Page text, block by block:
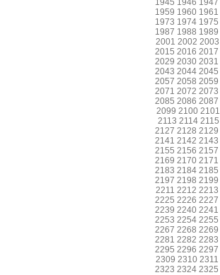
1945 1946 1947
1959 1960 1961
1973 1974 1975
1987 1988 1989
2001 2002 2003
2015 2016 2017
2029 2030 2031
2043 2044 2045
2057 2058 2059
2071 2072 2073
2085 2086 2087
2099 2100 2101
2113 2114 2115
2127 2128 2129
2141 2142 2143
2155 2156 2157
2169 2170 2171
2183 2184 2185
2197 2198 2199
2211 2212 2213
2225 2226 2227
2239 2240 2241
2253 2254 2255
2267 2268 2269
2281 2282 2283
2295 2296 2297
2309 2310 2311
2323 2324 2325